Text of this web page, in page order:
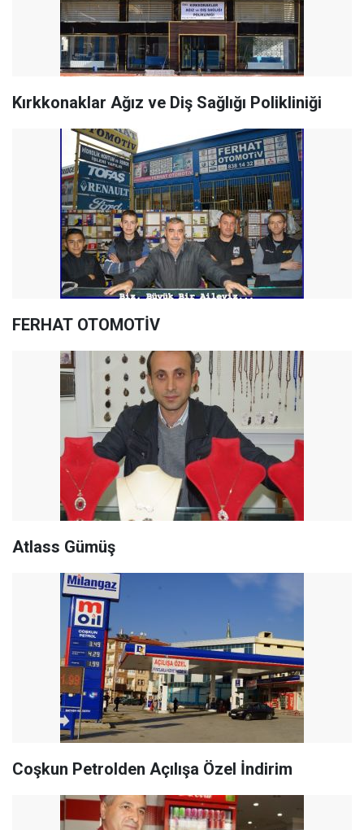
Kırkkonaklar Ağız ve Diş Sağlığı Polikliniği
FERHAT OTOMOTİV
Atlass Gümüş
Coşkun Petrolden Açılışa Özel İndirim